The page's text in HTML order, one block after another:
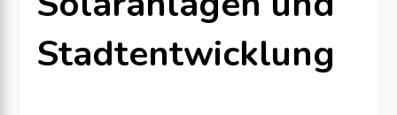
Stadtentwicklung